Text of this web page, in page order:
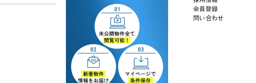
会員登録
問い合わせ